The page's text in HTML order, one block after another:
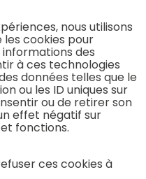
nous utilisons
cookies pour
des
à ces technologies
données telles que le
ou les ID uniques sur
ou de retirer son
effet négatif sur
fonctions.
ces cookies à
&
&
&
&
Médecine
Interne
En Savoir
Plus
(Médecine
Interne)
Neurologie
Neurologie